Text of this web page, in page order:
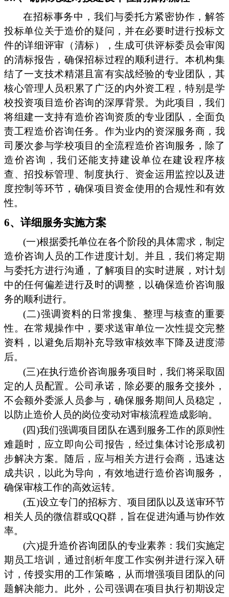
在招标事务中，我们与委托方紧密协作，解答
投标单位关于造价的疑问，并在必要时进行投标文
件的详细评审（清标），生成可供评标委员会审阅
的清标报告，确保招标过程的顺利进行。本机构集
结了一支技术精湛且富有实战经验的专业团队，其
核心管理人员积累了广泛的内外资工程，特别是学
校投资项目造价咨询的深厚背景。为此项目，我们
将组建一支持有造价咨询资质的专业团队，全面负
责工程造价咨询任务。作为业内的资深服务商，我
司屡次参与学校项目的全流程造价咨询服务，除了
造价咨询，我们还能支持建设单位在建设程序核
查、招投标管理、制度执行、资金运用监控以及进
度控制等环节，确保项目资金使用的合规性和有效
性。
6、详细服务实施方案
(一)根据委托单位在各个阶段的具体需求，制定
造价咨询人员的工作进度计划。并且，我们将定期
与委托方进行沟通，了解项目的实时进展，对计划
中的任何偏差进行及时的调整，以确保造价咨询服
务的顺利进行。
(二)强调资料的日常搜集、整理与核查的重要
性。在常规操作中，要求送审单位一次性提交完整
资料，以避免后期补充导致审核效率下降及进度滞
后。
(三)在执行造价咨询服务项目时，我们将采取固
定的人员配置。公司承诺，除必要的服务交接外，
不会额外委派人员参与，确保服务期间人员稳定，
以防止造价人员的岗位变动对审核流程造成影响。
(四)我们强调项目团队在遇到服务工作的原则性
难题时，应立即向公司报告，经过集体讨论形成初
步解决方案。随后，应与相关方进行会商，迅速达
成共识，以此为导向，有效地进行造价咨询服务，
确保审核工作的高效运转。
(五)设立专门的招标方、项目团队以及送审环节
相关人员的微信群或QQ群，旨在促进沟通与协作效
率。
(六)提升造价咨询团队的专业素养：我们实施定
期员工培训，通过剖析年度工作实例并进行深入研
讨，传授实用的工作策略，从而增强项目团队的问
题解决能力。此外，公司强调在项目执行初期设定